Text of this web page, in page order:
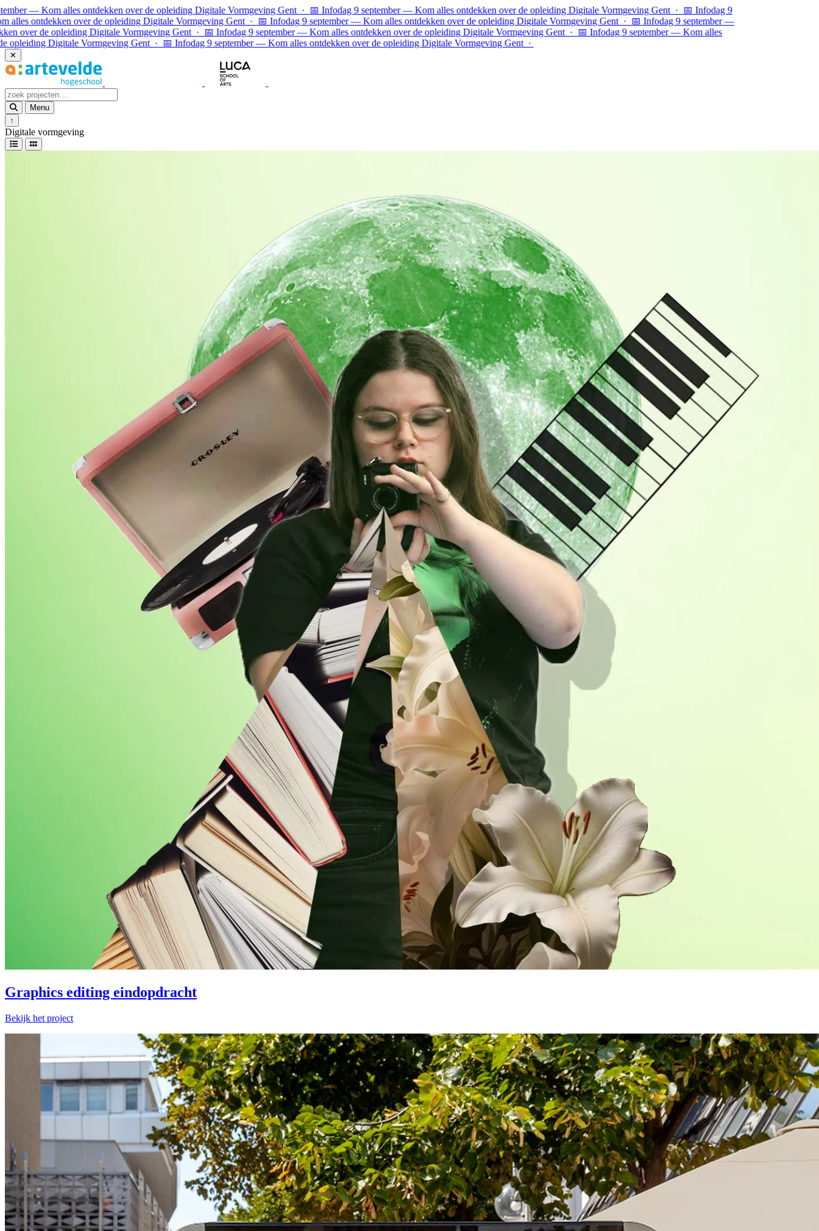
Ga naar inhoud
alles ontdekken over de opleiding Digitale Vormgeving Gent · 📅 Infodag 9 september — Kom alles ontdekken over de opleiding Digitale Vormgeving Gent · 📅 Infodag 9
over de opleiding Digitale Vormgeving Gent · 📅 Infodag 9 september — Kom alles ontdekken over de opleiding Digitale Vormgeving Gent · 📅 Infodag 9 september —
opleiding Digitale Vormgeving Gent · 📅 Infodag 9 september — Kom alles ontdekken over de opleiding Digitale Vormgeving Gent · 📅 Infodag 9 september — Kom alles
Digitale Vormgeving Gent · 📅 Infodag 9 september — Kom alles ontdekken over de opleiding Digitale Vormgeving Gent ·
✕
Menu
↑
Digitale vormgeving
Graphics editing eindopdracht
Bekijk het project